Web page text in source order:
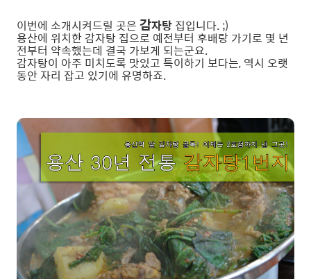
이번에 소개시켜드릴 곳은 감자탕 집입니다. ;)
용산에 위치한 감자탕 집으로 예전부터 후배랑 가기로 몇 년
전부터 약속했는데 결국 가보게 되는군요.
감자탕이 아주 미치도록 맛있고 특이하기 보다는, 역시 오랫
동안 자리 잡고 있기에 유명하죠.